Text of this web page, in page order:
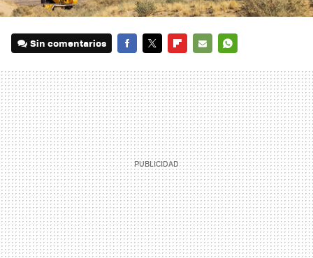
Sin comentarios
MAIL